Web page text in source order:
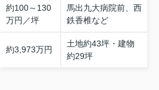
約100～130
万円／坪
馬出九大病院前、西
鉄香椎など
約3,973万円
土地約43坪・建物
約29坪